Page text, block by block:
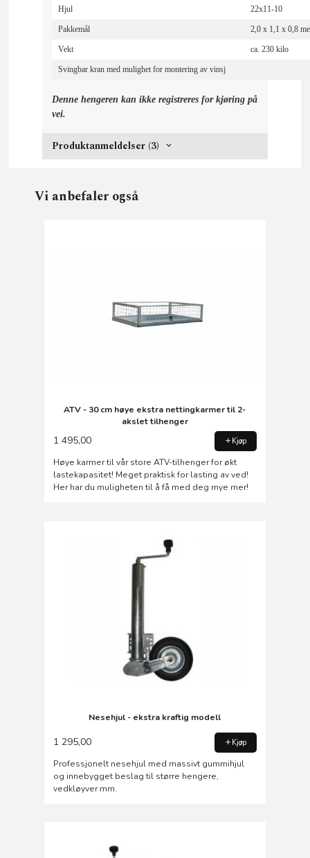
Hjul 22x11-10
Pakkemål 2,0 x 1,1 x 0,8
Vekt ca. 230 kilo
Svingbar kran med mulighet for montering av vinsj
Denne hengeren kan ikke registreres for kjøring på
vei.
Produktanmeldelser (3)
Vi anbefaler også
ATV - 30 cm høye ekstra nettingkarmer til 2-
akslet tilhenger
1 495,00 Kjøp
Høye karmer til vår store ATV-tilhenger for økt
lastekapasitet! Meget praktisk for lasting av ved!
Her har du muligheten til å få med deg mye mer!
Nesehjul - ekstra kraftig modell
1 295,00 Kjøp
Professjonelt nesehjul med massivt gummihjul
og innebygget beslag til større hengere,
vedkløyver mm.